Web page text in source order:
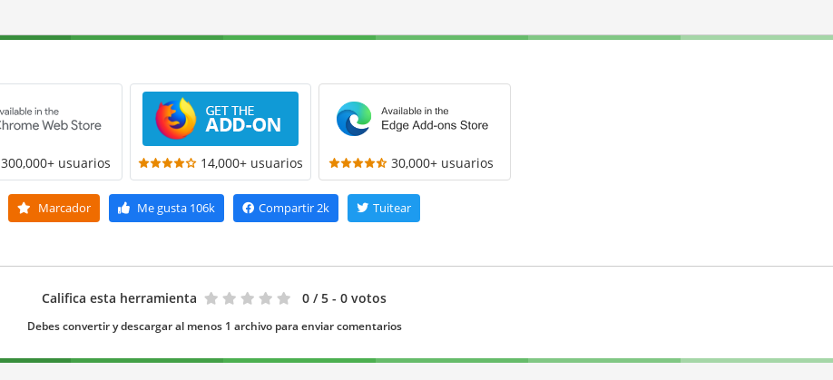
300,000+ usuarios 14,000+ usuarios 30,000+ usuarios
Marcador Me gusta 106k Compartir2k Tuitear
Califica esta herramienta 0 / 5 - 0 votos
Debes convertir y descargar al menos 1 archivo para enviar comentarios